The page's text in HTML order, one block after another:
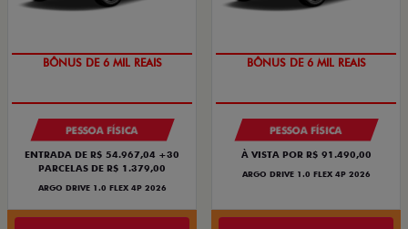
BÔNUS DE 6 MIL REAIS
PESSOA FÍSICA
ENTRADA DE R$ 54.967,04 +30
PARCELAS DE R$ 1.379,00
ARGO DRIVE 1.0 FLEX 4P 2026
BÔNUS DE 6 MIL REAIS
PESSOA FÍSICA
À VISTA POR R$ 91.490,00
ARGO DRIVE 1.0 FLEX 4P 2026